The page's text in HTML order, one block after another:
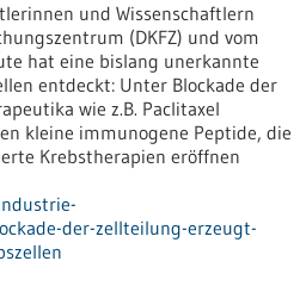
und Wissenschaftlern
(DKFZ) und vom
hat eine bislang unerkannte
entdeckt: Unter Blockade der
wie z.B. Paclitaxel
kleine immunogene Peptide, die
Krebstherapien eröffnen
der-zellteilung-erzeugt-